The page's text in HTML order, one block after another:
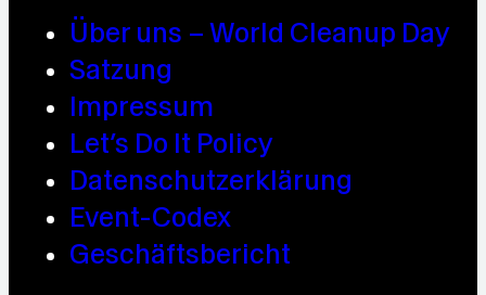
Über uns – World Cleanup Day
Satzung
Impressum
Let’s Do It Policy
Datenschutzerklärung
Event-Codex
Geschäftsbericht